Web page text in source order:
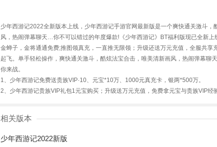
少年西游记2022全新版本上线，少年西游记手游官网最新版是一个爽快通关激斗，
风，热闹弹幕聊天…你不可以错过的年度爆款!《少年西游记》BT福利版现已全新上
金蝉子，金将通通免费;推图领真充，一直推无限领；升级还送万元充值，全服共享
起飞。单手轻松操作，爽快通关激斗，酷炫法宝合击，唯美清新画风，热闹弹幕聊
你来战。
1、少年西游记免费送贵族VIP·10、元宝*10万、1000元真充卡，银两*500万。
2、少年西游记贵族VIP礼包1元宝购买；升级送万元充值，免费拿元宝与贵族VIP经验
相关版本
少年西游记2022新版